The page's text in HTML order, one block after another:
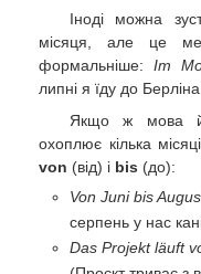
Іноді можна
місяця, але це
формальніше: Im
липні я їду до
Якщо ж мова
охоплює кілька
von (від) і bis (до):
Von Juni bis
серпень у нас
Das Projekt läuft